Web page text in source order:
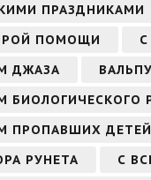
ПРАЗДНИКАМИ
ПОМОЩИ
ДЖАЗА
ПРОПАВШИХ ДЕТЕЙ
РУНЕТА
С